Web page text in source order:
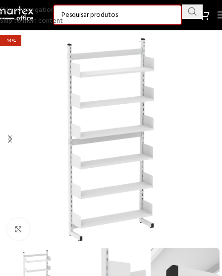
Skip to navigation
Skip to main content
-13%
Clique para ampliar